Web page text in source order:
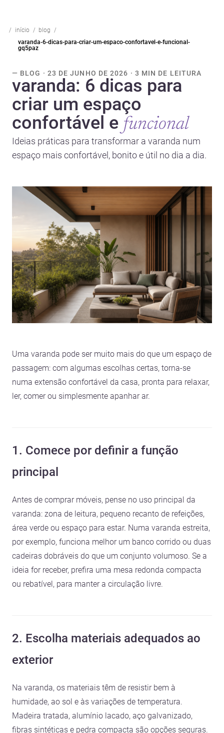
início
blog
varanda-6-dicas-para-criar-um-espaco-confortavel-e-funcional-
gq5paz
— BLOG · 23 DE JUNHO DE 2026 · 3 MIN DE LEITURA
varanda: 6 dicas para
criar um espaço
confortável e funcional
Ideias práticas para transformar a varanda num
espaço mais confortável, bonito e útil no dia a dia.
Uma varanda pode ser muito mais do que um espaço de
passagem: com algumas escolhas certas, torna-se
numa extensão confortável da casa, pronta para relaxar,
ler, comer ou simplesmente apanhar ar.
1. Comece por definir a função
principal
Antes de comprar móveis, pense no uso principal da
varanda: zona de leitura, pequeno recanto de refeições,
área verde ou espaço para estar. Numa varanda estreita,
por exemplo, funciona melhor um banco corrido ou duas
cadeiras dobráveis do que um conjunto volumoso. Se a
ideia for receber, prefira uma mesa redonda compacta
ou rebatível, para manter a circulação livre.
2. Escolha materiais adequados ao
exterior
Na varanda, os materiais têm de resistir bem à
humidade, ao sol e às variações de temperatura.
Madeira tratada, alumínio lacado, aço galvanizado,
fibras sintéticas e pedra compacta são opções seguras.